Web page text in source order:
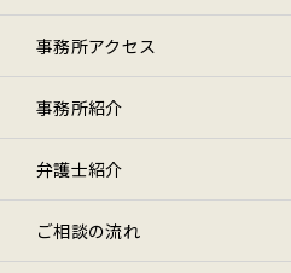
事務所アクセス
事務所紹介
弁護士紹介
ご相談の流れ